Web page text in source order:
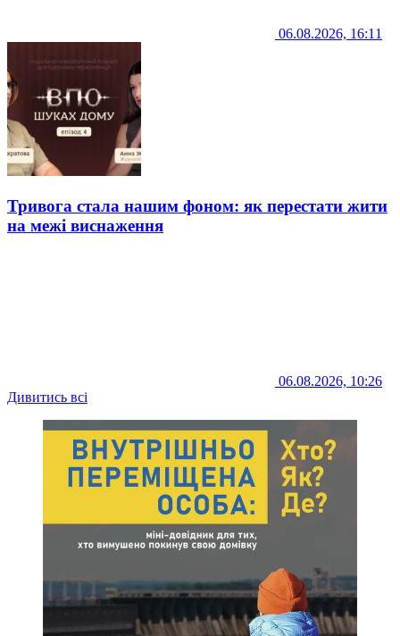
06.08.2026, 16:11
Тривога стала нашим фоном: як перестати жити
на межі виснаження
06.08.2026, 10:26
Дивитись всі